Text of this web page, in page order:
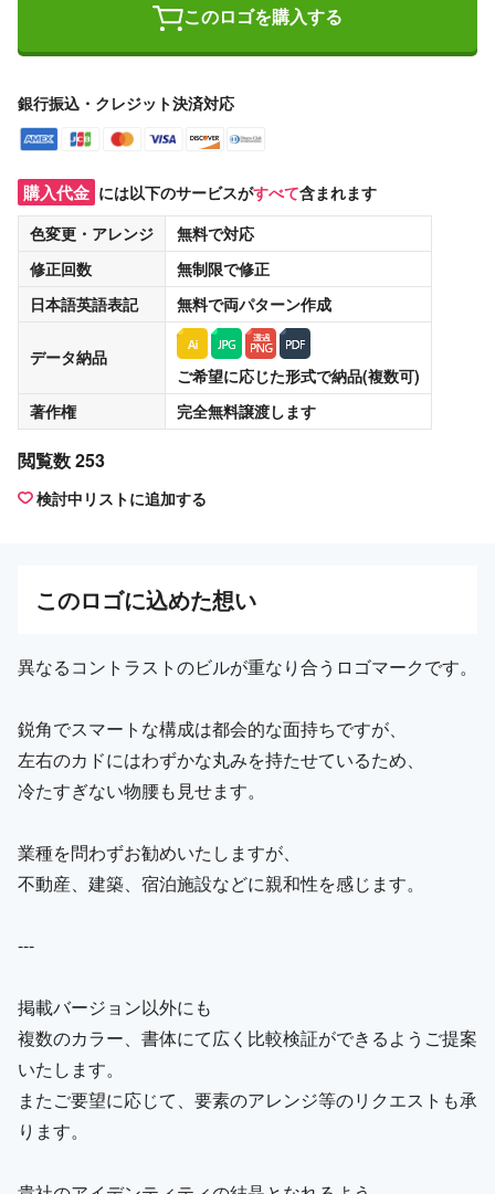
このロゴを購入する
銀行振込・クレジット決済対応
購入代金 には以下のサービスがすべて含まれます
色変更・アレンジ
無料で対応
修正回数
無制限で修正
日本語英語表記
無料で両パターン作成
データ納品
ご希望に応じた形式で納品(複数可)
著作権
完全無料譲渡します
閲覧数 253
検討中リストに追加する
このロゴに込めた想い
異なるコントラストのビルが重なり合うロゴマークです。
鋭角でスマートな構成は都会的な面持ちですが、
左右のカドにはわずかな丸みを持たせているため、
冷たすぎない物腰も見せます。
業種を問わずお勧めいたしますが、
不動産、建築、宿泊施設などに親和性を感じます。
---
掲載バージョン以外にも
複数のカラー、書体にて広く比較検証ができるようご提案
いたします。
またご要望に応じて、要素のアレンジ等のリクエストも承
ります。